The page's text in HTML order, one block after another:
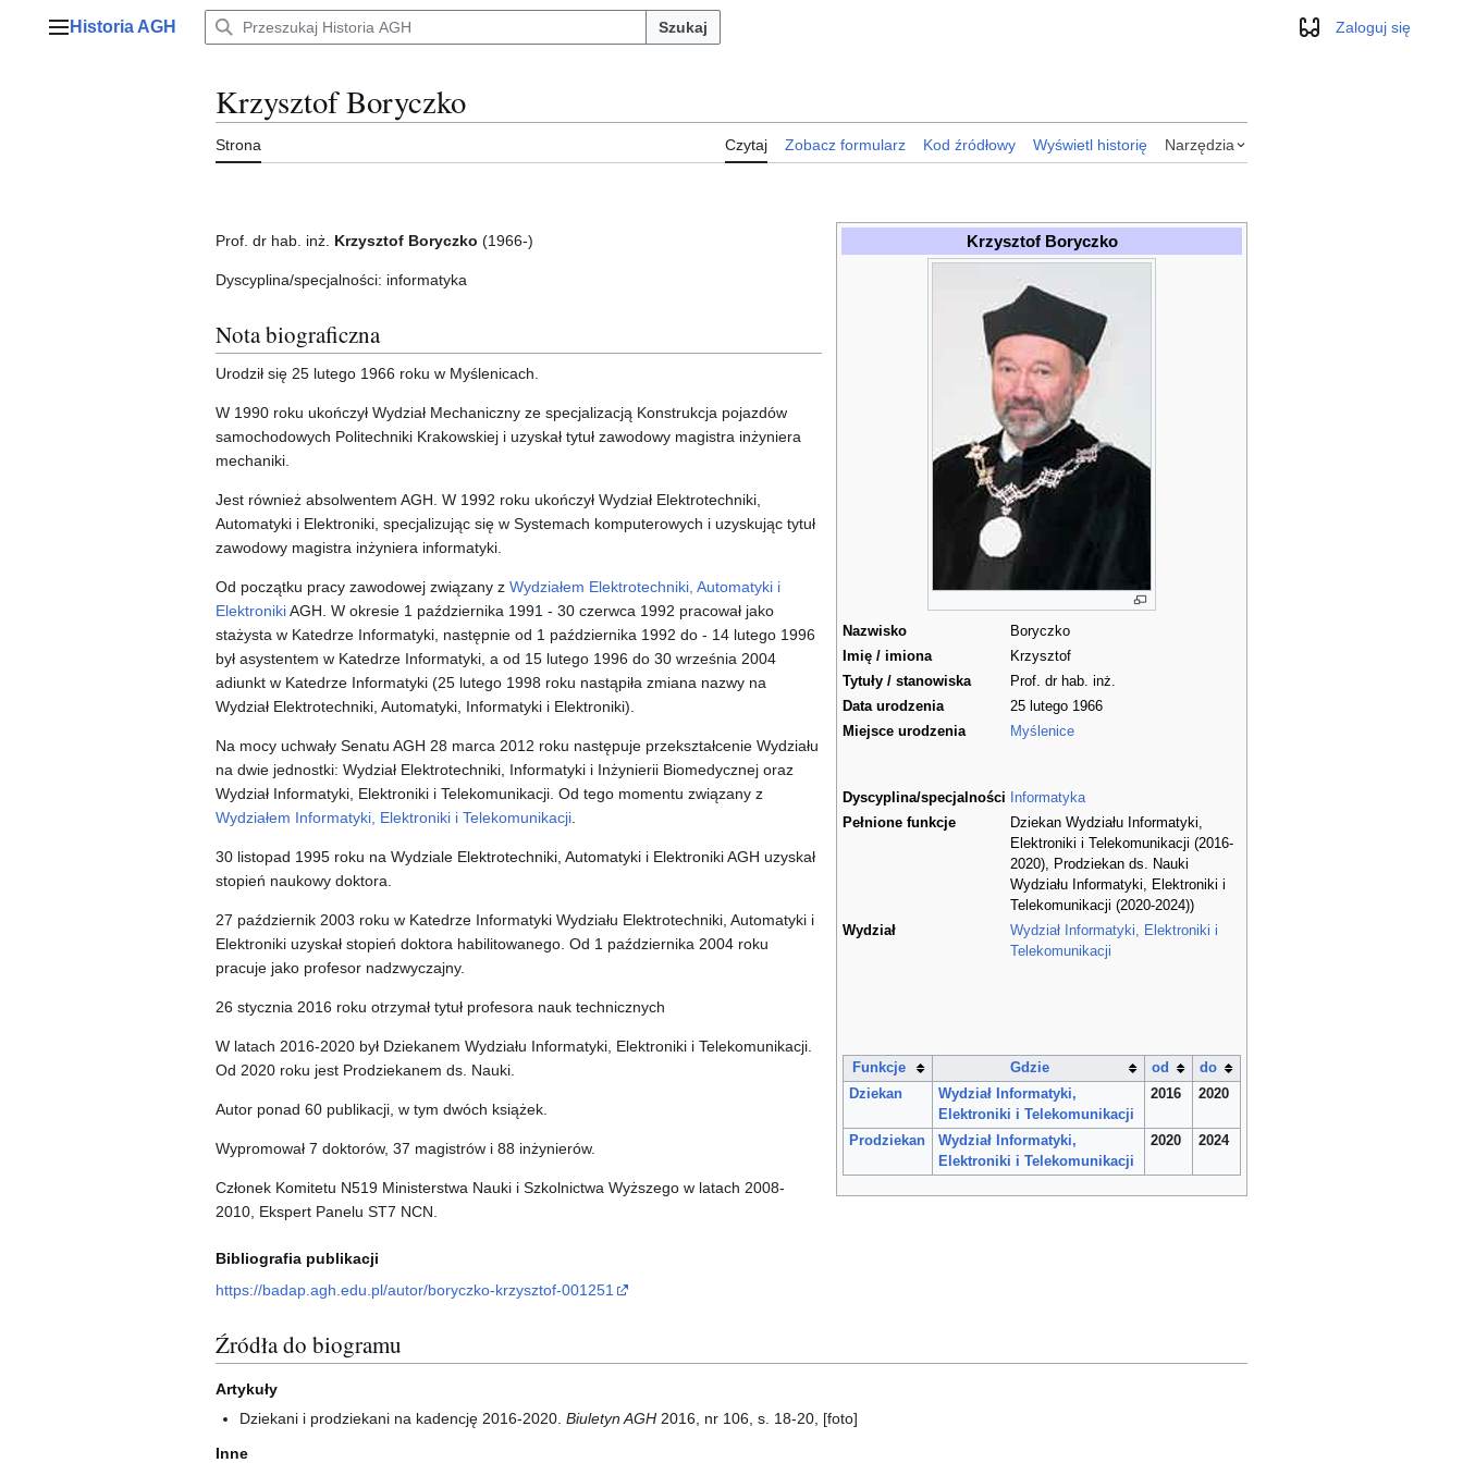
Menu główne
Historia AGH Szukaj WyglądZaloguj się
Krzysztof Boryczko
Strona Czytaj Zobacz formularz Kod źródłowy Wyświetl historię Narzędzia
Krzysztof Boryczko
Nazwisko
Boryczko
Imię / imiona
Krzysztof
Tytuły / stanowiska
Prof. dr hab. inż.
Data urodzenia
25 lutego 1966
Miejsce urodzenia
Myślenice
Dyscyplina/specjalności
Informatyka
Pełnione funkcje
Dziekan Wydziału Informatyki,
Elektroniki i Telekomunikacji (2016-
2020), Prodziekan ds. Nauki
Wydziału Informatyki, Elektroniki i
Telekomunikacji (2020-2024))
Wydział
Wydział Informatyki, Elektroniki i
Telekomunikacji
Funkcje Gdzie od
do
Dziekan
Wydział Informatyki,
Elektroniki i Telekomunikacji
2016 2020
Prodziekan
Wydział Informatyki,
Elektroniki i Telekomunikacji
2020 2024
Prof. dr hab. inż. Krzysztof Boryczko (1966-)
Dyscyplina/specjalności: informatyka
Nota biograficzna
Urodził się 25 lutego 1966 roku w Myślenicach.
W 1990 roku ukończył Wydział Mechaniczny ze specjalizacją Konstrukcja pojazdów
samochodowych Politechniki Krakowskiej i uzyskał tytuł zawodowy magistra inżyniera
mechaniki.
Jest również absolwentem AGH. W 1992 roku ukończył Wydział Elektrotechniki,
Automatyki i Elektroniki, specjalizując się w Systemach komputerowych i uzyskując tytuł
zawodowy magistra inżyniera informatyki.
Od początku pracy zawodowej związany z Wydziałem Elektrotechniki, Automatyki i
ElektronikiAGH. W okresie 1 października 1991 - 30 czerwca 1992 pracował jako
stażysta w Katedrze Informatyki, następnie od 1 października 1992 do - 14 lutego 1996
był asystentem w Katedrze Informatyki, a od 15 lutego 1996 do 30 września 2004
adiunkt w Katedrze Informatyki (25 lutego 1998 roku nastąpiła zmiana nazwy na
Wydział Elektrotechniki, Automatyki, Informatyki i Elektroniki).
Na mocy uchwały Senatu AGH 28 marca 2012 roku następuje przekształcenie Wydziału
na dwie jednostki: Wydział Elektrotechniki, Informatyki i Inżynierii Biomedycznej oraz
Wydział Informatyki, Elektroniki i Telekomunikacji. Od tego momentu związany z
Wydziałem Informatyki, Elektroniki i Telekomunikacji
30 listopad 1995 roku na Wydziale Elektrotechniki, Automatyki i Elektroniki AGH uzyskał
stopień naukowy doktora.
27 październik 2003 roku w Katedrze Informatyki Wydziału Elektrotechniki, Automatyki i
Elektroniki uzyskał stopień doktora habilitowanego. Od 1 października 2004 roku
pracuje jako profesor nadzwyczajny.
26 stycznia 2016 roku otrzymał tytuł profesora nauk technicznych
W latach 2016-2020 był Dziekanem Wydziału Informatyki, Elektroniki i Telekomunikacji.
Od 2020 roku jest Prodziekanem ds. Nauki.
Autor ponad 60 publikacji, w tym dwóch książek.
Wypromował 7 doktorów, 37 magistrów i 88 inżynierów.
Członek Komitetu N519 Ministerstwa Nauki i Szkolnictwa Wyższego w latach 2008-
2010, Ekspert Panelu ST7 NCN.
Bibliografia publikacji
https://badap.agh.edu.pl/autor/boryczko-krzysztof-001251
Źródła do biogramu
Artykuły
Dziekani i prodziekani na kadencję 2016-2020.Biuletyn AGH 2016, nr 106, s. 18-20, [foto]
Inne